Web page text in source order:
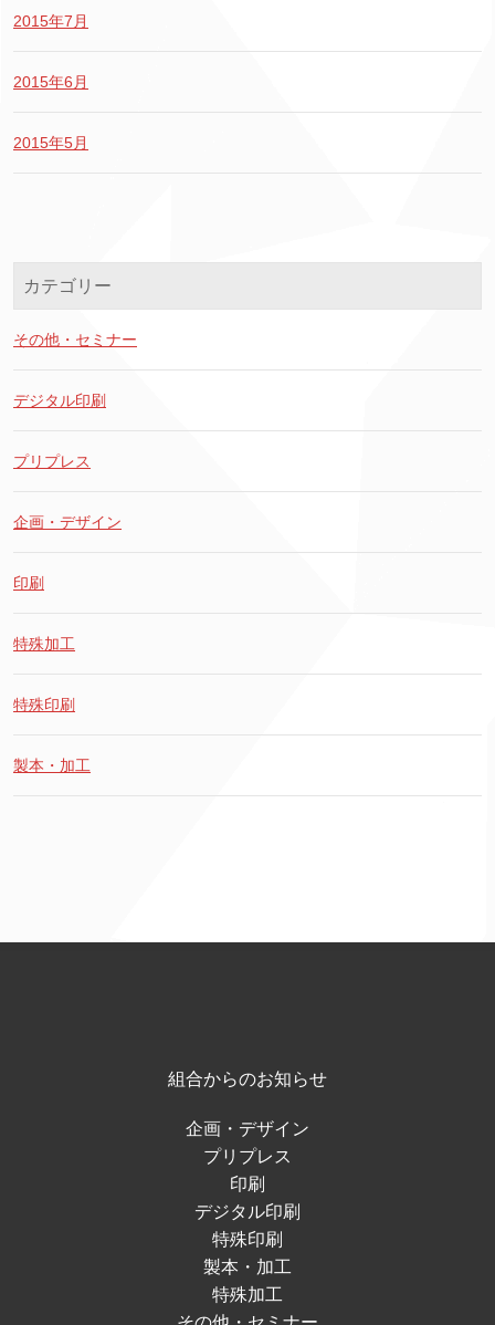
2015年7月
2015年6月
2015年5月
カテゴリー
その他・セミナー
デジタル印刷
プリプレス
企画・デザイン
印刷
特殊加工
特殊印刷
製本・加工
組合からのお知らせ
企画・デザイン
プリプレス
印刷
デジタル印刷
特殊印刷
製本・加工
特殊加工